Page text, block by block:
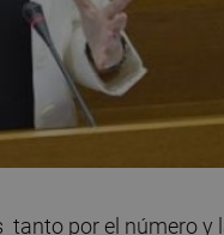
por el número y